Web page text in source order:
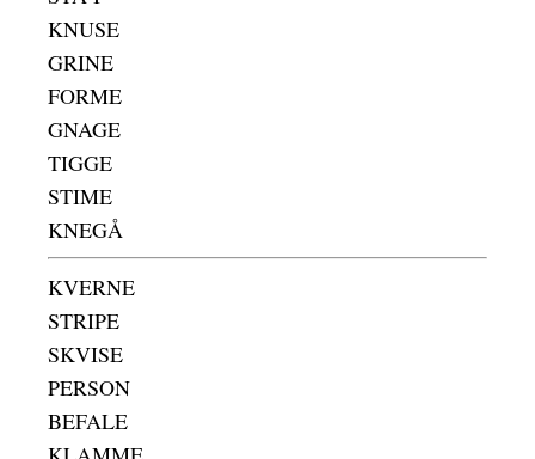
KNUSE
GRINE
FORME
GNAGE
TIGGE
STIME
KNEGÅ
KVERNE
STRIPE
SKVISE
PERSON
BEFALE